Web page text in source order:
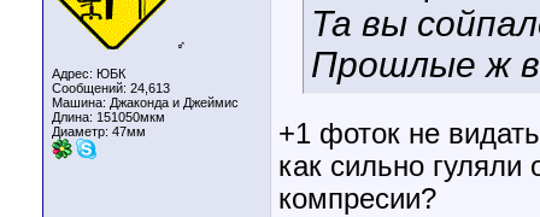
♂
Адрес: ЮБК
Сообщений: 24,613
Машина: Джаконда и Джеймис
Длина: 151050мкм
Диаметр: 47мм
Та вы
Прошлые ж
+1 фоток не видать
как сильно
компресии?